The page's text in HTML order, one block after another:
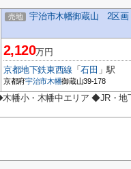
売地 宇治市木幡御蔵山 2区
2,120万円
京都地下鉄東西線 「石田 」駅
京都府宇治市木幡御蔵山39-178
幡小・木幡中エリア ◆JR・地